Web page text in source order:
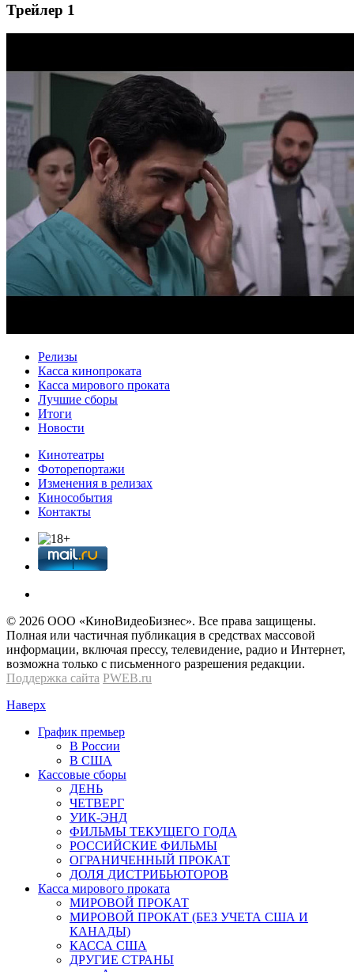
Трейлер 1
Релизы
Касса кинопроката
Касса мирового проката
Лучшие сборы
Итоги
Новости
Кинотеатры
Фоторепортажи
Изменения в релизах
Кинособытия
Контакты
© 2026 OOО «КиноВидеоБизнес». Все права защищены.
Полная или частичная публикация в средствах массовой
информации, включая прессу, телевидение, радио и Интернет,
возможна только с письменного разрешения редакции.
Поддержка сайта PWEB.ru
Наверх
График премьер
В России
В США
Кассовые сборы
ДЕНЬ
ЧЕТВЕРГ
УИК-ЭНД
ФИЛЬМЫ ТЕКУЩЕГО ГОДА
РОССИЙСКИЕ ФИЛЬМЫ
ОГРАНИЧЕННЫЙ ПРОКАТ
ДОЛЯ ДИСТРИБЬЮТОРОВ
Касса мирового проката
МИРОВОЙ ПРОКАТ
МИРОВОЙ ПРОКАТ (БЕЗ УЧЕТА США И
КАНАДЫ)
КАССА США
ДРУГИЕ СТРАНЫ